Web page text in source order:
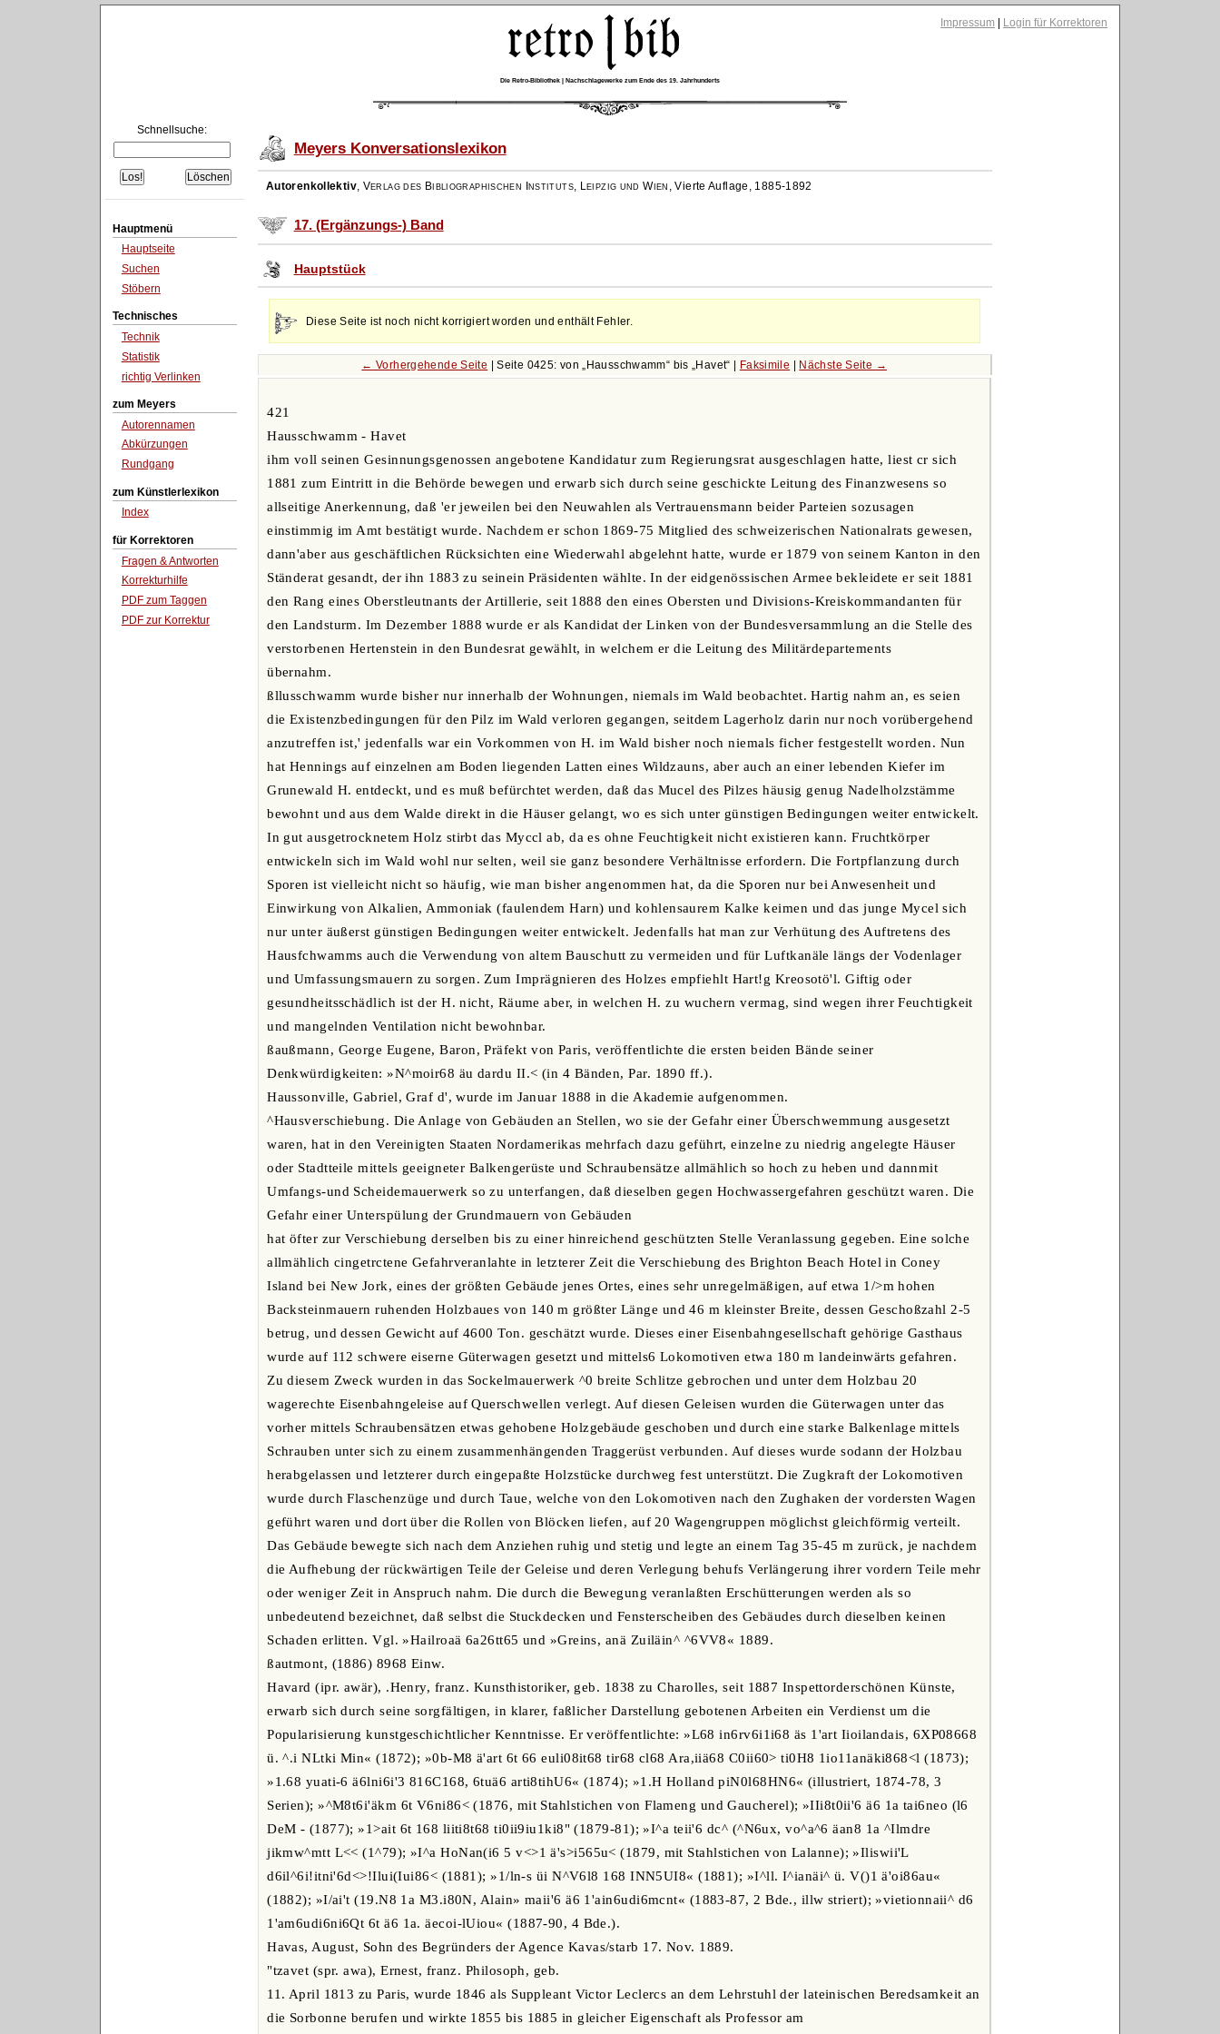
Impressum Login für Korrektoren
Die Retro-Bibliothek | Nachschlagewerke zum Ende des 19. Jahrhunderts
Schnellsuche:
Hauptmenü
Hauptseite
Suchen
Stöbern
Technisches
Technik
Statistik
richtig Verlinken
zum Meyers
Autorennamen
Abkürzungen
Rundgang
zum Künstlerlexikon
Index
für Korrektoren
Fragen & Antworten
Korrekturhilfe
PDF zum Taggen
PDF zur Korrektur
Meyers Konversationslexikon
Autorenkollektiv, Verlag des Bibliographischen Instituts, Leipzig und Wien ,Vierte Auflage, 1885-1892
17. (Ergänzungs-) Band
Hauptstück
Diese Seite ist noch nicht korrigiert worden und enthält Fehler.
← Vorhergehende Seite | Seite 0425: von Hausschwamm bis Havet Faksimile Nächste Seite →
421
Hausschwamm - Havet
ihm voll seinen Gesinnungsgenossen angebotene Kandidatur zum Regierungsrat ausgeschlagen hatte, liest cr sich
1881 zum Eintritt in die Behörde bewegen und erwarb sich durch seine geschickte Leitung des Finanzwesens so
allseitige Anerkennung, daß 'er jeweilen bei den Neuwahlen als Vertrauensmann beider Parteien sozusagen
einstimmig im Amt bestätigt wurde. Nachdem er schon 1869-75 Mitglied des schweizerischen Nationalrats gewesen,
dann'aber aus geschäftlichen Rücksichten eine Wiederwahl abgelehnt hatte, wurde er 1879 von seinem Kanton in den
Ständerat gesandt, der ihn 1883 zu seinein Präsidenten wählte. In der eidgenössischen Armee bekleidete er seit 1881
den Rang eines Oberstleutnants der Artillerie, seit 1888 den eines Obersten und Divisions-Kreiskommandanten für
den Landsturm. Im Dezember 1888 wurde er als Kandidat der Linken von der Bundesversammlung an die Stelle des
verstorbenen Hertenstein in den Bundesrat gewählt, in welchem er die Leitung des Militärdepartements
übernahm.
ßllusschwamm wurde bisher nur innerhalb der Wohnungen, niemals im Wald beobachtet. Hartig nahm an, es seien
die Existenzbedingungen für den Pilz im Wald verloren gegangen, seitdem Lagerholz darin nur noch vorübergehend
anzutreffen ist,' jedenfalls war ein Vorkommen von H. im Wald bisher noch niemals ficher festgestellt worden. Nun
hat Hennings auf einzelnen am Boden liegenden Latten eines Wildzauns, aber auch an einer lebenden Kiefer im
Grunewald H. entdeckt, und es muß befürchtet werden, daß das Mucel des Pilzes häusig genug Nadelholzstämme
bewohnt und aus dem Walde direkt in die Häuser gelangt, wo es sich unter günstigen Bedingungen weiter entwickelt.
In gut ausgetrocknetem Holz stirbt das Myccl ab, da es ohne Feuchtigkeit nicht existieren kann. Fruchtkörper
entwickeln sich im Wald wohl nur selten, weil sie ganz besondere Verhältnisse erfordern. Die Fortpflanzung durch
Sporen ist vielleicht nicht so häufig, wie man bisher angenommen hat, da die Sporen nur bei Anwesenheit und
Einwirkung von Alkalien, Ammoniak (faulendem Harn) und kohlensaurem Kalke keimen und das junge Mycel sich
nur unter äußerst günstigen Bedingungen weiter entwickelt. Jedenfalls hat man zur Verhütung des Auftretens des
Hausfchwamms auch die Verwendung von altem Bauschutt zu vermeiden und für Luftkanäle längs der Vodenlager
und Umfassungsmauern zu sorgen. Zum Imprägnieren des Holzes empfiehlt Hart!g Kreosotö'l. Giftig oder
gesundheitsschädlich ist der H. nicht, Räume aber, in welchen H. zu wuchern vermag, sind wegen ihrer Feuchtigkeit
und mangelnden Ventilation nicht bewohnbar.
ßaußmann, George Eugene, Baron, Präfekt von Paris, veröffentlichte die ersten beiden Bände seiner
Denkwürdigkeiten: »N^moir68 äu dardu II.< (in 4 Bänden, Par. 1890 ff.).
Haussonville, Gabriel, Graf d', wurde im Januar 1888 in die Akademie aufgenommen.
^Hausverschiebung. Die Anlage von Gebäuden an Stellen, wo sie der Gefahr einer Überschwemmung ausgesetzt
waren, hat in den Vereinigten Staaten Nordamerikas mehrfach dazu geführt, einzelne zu niedrig angelegte Häuser
oder Stadtteile mittels geeigneter Balkengerüste und Schraubensätze allmählich so hoch zu heben und dannmit
Umfangs-und Scheidemauerwerk so zu unterfangen, daß dieselben gegen Hochwassergefahren geschützt waren. Die
Gefahr einer Unterspülung der Grundmauern von Gebäuden
hat öfter zur Verschiebung derselben bis zu einer hinreichend geschützten Stelle Veranlassung gegeben. Eine solche
allmählich cingetrctene Gefahrveranlahte in letzterer Zeit die Verschiebung des Brighton Beach Hotel in Coney
Island bei New Jork, eines der größten Gebäude jenes Ortes, eines sehr unregelmäßigen, auf etwa 1/>m hohen
Backsteinmauern ruhenden Holzbaues von 140 m größter Länge und 46 m kleinster Breite, dessen Geschoßzahl 2-5
betrug, und dessen Gewicht auf 4600 Ton. geschätzt wurde. Dieses einer Eisenbahngesellschaft gehörige Gasthaus
wurde auf 112 schwere eiserne Güterwagen gesetzt und mittels6 Lokomotiven etwa 180 m landeinwärts gefahren.
Zu diesem Zweck wurden in das Sockelmauerwerk ^0 breite Schlitze gebrochen und unter dem Holzbau 20
wagerechte Eisenbahngeleise auf Querschwellen verlegt. Auf diesen Geleisen wurden die Güterwagen unter das
vorher mittels Schraubensätzen etwas gehobene Holzgebäude geschoben und durch eine starke Balkenlage mittels
Schrauben unter sich zu einem zusammenhängenden Traggerüst verbunden. Auf dieses wurde sodann der Holzbau
herabgelassen und letzterer durch eingepaßte Holzstücke durchweg fest unterstützt. Die Zugkraft der Lokomotiven
wurde durch Flaschenzüge und durch Taue, welche von den Lokomotiven nach den Zughaken der vordersten Wagen
geführt waren und dort über die Rollen von Blöcken liefen, auf 20 Wagengruppen möglichst gleichförmig verteilt.
Das Gebäude bewegte sich nach dem Anziehen ruhig und stetig und legte an einem Tag 35-45 m zurück, je nachdem
die Aufhebung der rückwärtigen Teile der Geleise und deren Verlegung behufs Verlängerung ihrer vordern Teile mehr
oder weniger Zeit in Anspruch nahm. Die durch die Bewegung veranlaßten Erschütterungen werden als so
unbedeutend bezeichnet, daß selbst die Stuckdecken und Fensterscheiben des Gebäudes durch dieselben keinen
Schaden erlitten. Vgl. »Hailroaä 6a26tt65 und »Greins, anä Zuiläin^ ^6VV8« 1889.
ßautmont, (1886) 8968 Einw.
Havard (ipr. awär), .Henry, franz. Kunsthistoriker, geb. 1838 zu Charolles, seit 1887 Inspettorderschönen Künste,
erwarb sich durch seine sorgfältigen, in klarer, faßlicher Darstellung gebotenen Arbeiten ein Verdienst um die
Popularisierung kunstgeschichtlicher Kenntnisse. Er veröffentlichte: »L68 in6rv6i1i68 äs 1'art Iioilandais, 6XP08668
ü. ^.i NLtki Min« (1872); »0b-M8 ä'art 6t 66 euli08it68 tir68 cl68 Ara,iiä68 C0ii60> ti0H8 1io11anäki868<l (1873);
»1.68 yuati-6 ä6lni6i'3 816C168, 6tuä6 arti8tihU6« (1874); »1.H Holland piN0l68HN6« (illustriert, 1874-78, 3
Serien); »^M8t6i'äkm 6t V6ni86< (1876, mit Stahlstichen von Flameng und Gaucherel); »IIi8t0ii'6 ä6 1a tai6neo (l6
DeM - (1877); »1>ait 6t 168 liiti8t68 ti0ii9iu1ki8" (1879-81); »I^a teii'6 dc^ (^N6ux, vo^a^6 äan8 1a ^Ilmdre
jikmw^mtt L<< (1^79); »I^a HoNan(i6 5 v<>1 ä's>i565u< (1879, mit Stahlstichen von Lalanne); »Iliswii'L
d6il^6i!itni'6d<>!Ilui(Iui86< (1881); »1/ln-s üi N^V6l8 168 INN5UI8« (1881); »I^ll. I^ianäi^ ü. V()1 ä'oi86au«
(1882); »I/ai't (19.N8 1a M3.i80N, Alain» maii'6 ä6 1'ain6udi6mcnt« (1883-87, 2 Bde., illw striert); »vietionnaii^ d6
1'am6udi6ni6Qt 6t ä6 1a. äecoi-lUiou« (1887-90, 4 Bde.).
Havas, August, Sohn des Begründers der Agence Kavas/starb 17. Nov. 1889.
"tzavet (spr. awa), Ernest, franz. Philosoph, geb.
11. April 1813 zu Paris, wurde 1846 als Suppleant Victor Leclercs an dem Lehrstuhl der lateinischen Beredsamkeit an
die Sorbonne berufen und wirkte 1855 bis 1885 in gleicher Eigenschaft als Professor am